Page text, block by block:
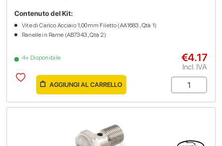
4+ Disponibile
Contenuto del Kit:
Vite di Carico Acciaio 1,00mm Filetto (AA1683 , Qtà 1)
Ranelle in Rame (AB7343 , Qtà 2)
€4.17
Incl. IVA
AGGIUNGI AL CARRELLO